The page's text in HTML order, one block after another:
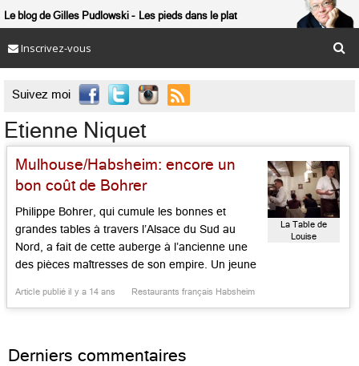
Le blog de Gilles Pudlowski Les pieds dans le plat
Inscrivez-vous
Suivez moi 
Etienne Niquet
Mulhouse/Habsheim: encore un
bon coût de Bohrer
Philippe Bohrer, qui cumule les bonnes et
grandes tables à travers l’Alsace du Sud au
Nord, a fait de cette auberge à l’ancienne une
des pièces maîtresses de son empire. Un jeune
Arbois, Etienne Niquet, natif de Dijon, qui a
Article publié il y a 14 ans Restaurants français Habsheim
La Table de
Louise
Derniers commentaires